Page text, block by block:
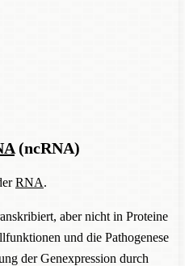
(ncRNA)
RNA.
aber nicht in Proteine
und die Pathogenese
der Genexpression durch